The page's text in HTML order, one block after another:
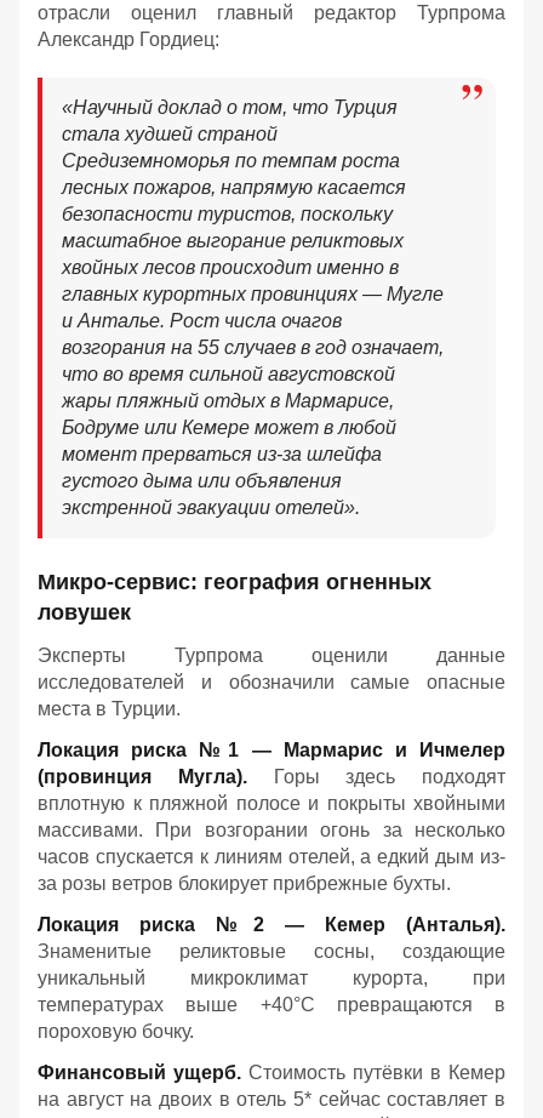
отрасли оценил главный редактор Турпрома
Александр Гордиец:
«Научный доклад о том, что Турция
стала худшей страной
Средиземноморья по темпам роста
лесных пожаров, напрямую касается
безопасности туристов, поскольку
масштабное выгорание реликтовых
хвойных лесов происходит именно в
главных курортных провинциях — Мугле
и Анталье. Рост числа очагов
возгорания на 55 случаев в год означает,
что во время сильной августовской
жары пляжный отдых в Мармарисе,
Бодруме или Кемере может в любой
момент прерваться из-за шлейфа
густого дыма или объявления
экстренной эвакуации отелей».
Микро-сервис: география огненных
ловушек
Эксперты Турпрома оценили данные
исследователей и обозначили самые опасные
места в Турции.
Локация риска №1 — Мармарис и Ичмелер
(провинция Мугла).Горы здесь подходят
вплотную к пляжной полосе и покрыты хвойными
массивами. При возгорании огонь за несколько
часов спускается к линиям отелей, а едкий дым из-
за розы ветров блокирует прибрежные бухты.
Локация риска №2 — Кемер (Анталья).
Знаменитые реликтовые сосны, создающие
уникальный микроклимат курорта, при
температурах выше +40°C превращаются в
пороховую бочку.
Финансовый ущерб. Стоимость путёвки в Кемер
на август на двоих в отель 5* сейчас составляет в